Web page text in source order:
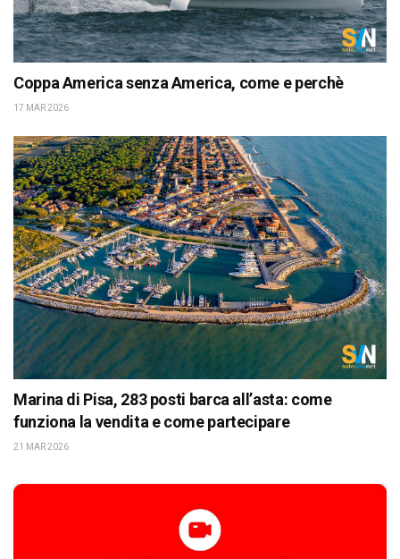
Coppa America senza America, come e perchè
17 MAR 2026
Marina di Pisa, 283 posti barca all’asta: come
funziona la vendita e come partecipare
21 MAR 2026